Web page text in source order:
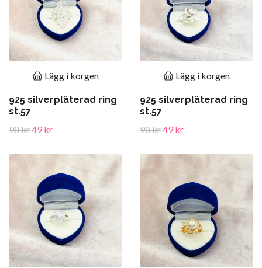
Lägg i korgen
925 silverpläterad ring
st.57
98 kr49 kr
Lägg i korgen
925 silverpläterad ring
st.57
98 kr49 kr